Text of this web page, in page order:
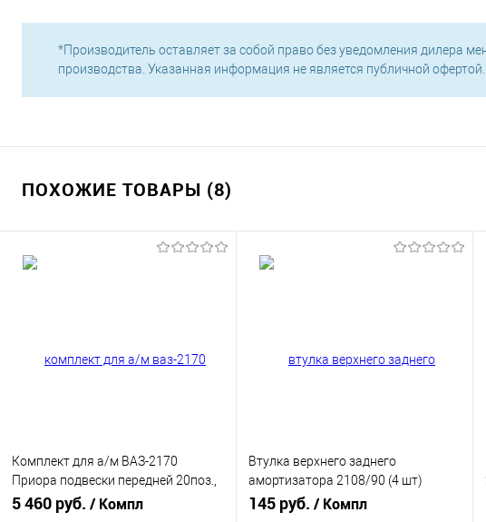
*Производитель оставляет за собой право без уведомления дилера
производства. Указанная информация не является публичной офертой.
ПОХОЖИЕ ТОВАРЫ (8)
Комплект для а/м ВАЗ-2170
Приора подвески передней 20поз.,
полиур "DRIVE" CS20 (CS10532)
5 460 руб. / Компл
Втулка верхнего заднего
амортизатора 2108/90 (4 шт)
полиуретан Красный DRIVE, CS-20
145 руб. / Компл